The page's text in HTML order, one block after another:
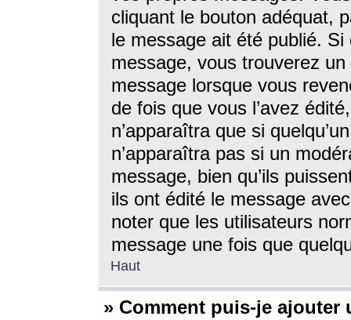
cliquant le bouton adéquat,
le message ait été publié. Si
message, vous trouverez
message lorsque vous
de fois que vous l’avez
n’apparaîtra que si
n’apparaîtra pas si un
message, bien qu’ils
ils ont édité le message
noter que les utilisateurs
message une fois que
Haut
» Comment puis-je ajouter